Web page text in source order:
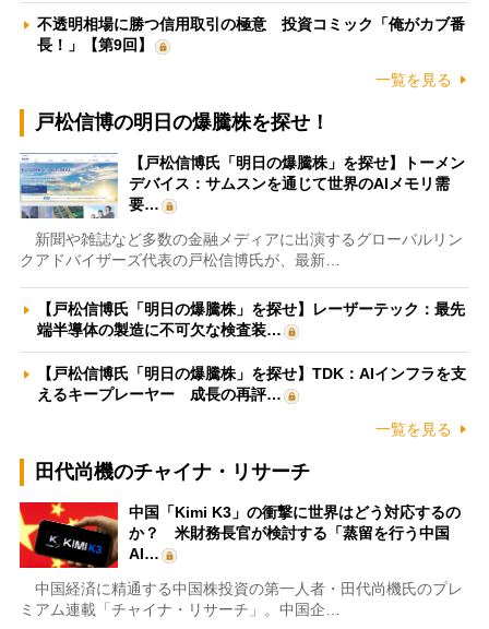
不透明相場に勝つ信用取引の極意 投資コミック「俺がカブ番
長！」【第9回】
一覧を見る
戸松信博の明日の爆騰株を探せ！
【戸松信博氏「明日の爆騰株」を探せ】トーメン
デバイス：サムスンを通じて世界のAIメモリ需
要…
新聞や雑誌など多数の金融メディアに出演するグローバルリン
クアドバイザーズ代表の戸松信博氏が、最新…
【戸松信博氏「明日の爆騰株」を探せ】レーザーテック：最先
端半導体の製造に不可欠な検査装…
【戸松信博氏「明日の爆騰株」を探せ】TDK：AIインフラを支
えるキープレーヤー 成長の再評…
一覧を見る
田代尚機のチャイナ・リサーチ
中国「Kimi K3」の衝撃に世界はどう対応するの
か？ 米財務長官が検討する「蒸留を行う中国
AI…
中国経済に精通する中国株投資の第一人者・田代尚機氏のプレ
ミアム連載「チャイナ・リサーチ」。中国企…